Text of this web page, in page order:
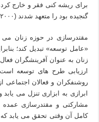
برای ریشه کنی فقر و خارج
گنجیده بود را متعهد شدند (UN، ۱۹۹۵،۱۹۹۸ Social Watch، ۲۰۰۰).
مقتدرسازی در حوزه زنان
«عامل توسعه» تبدیل کند؛
زنان به عنوان آفرینشگران فعال
ارزیابی طرح های توسعه
روشنفکران و فعالان
ابرازی به ابزاری تنزل می
مشارکتی و مقتدرسازی
کامل آن وقتی تحقق می یابد